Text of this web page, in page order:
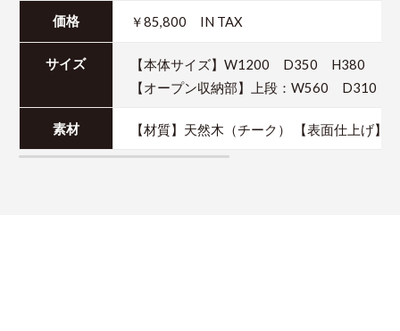
価格 ￥85,800 IN TAX
サイズ
【本体サイズ】W1200 D350 H380
【オープン収納部】上段：W560
素材 【材質】天然木（チーク） 【表面仕上げ】